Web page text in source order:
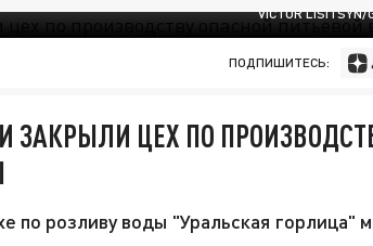
VICTOR LISITSYN/
ПОДПИШИТЕСЬ:
ЗАКРЫЛИ ЦЕХ ПО
по розливу воды "Уральская горлица"